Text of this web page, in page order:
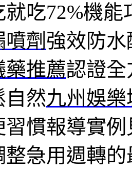
就吃72%機
劑 強效防
藥推薦認證
自然九州娛樂
習慣報導實例
整急用週轉